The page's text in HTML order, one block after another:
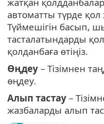
автоматты түрде
Түймешігін басып,
тасталатындарды
қолданбаға өтіңіз.
Өңдеу – Тізімнен
өңдеу.
Алып тастау –
жазбаларды алып